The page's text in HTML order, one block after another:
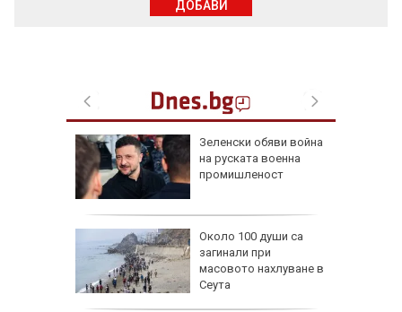
Зеленски обяви война
на руската военна
промишленост
Около 100 души са
загинали при
масовото нахлуване в
Сеута
ДОБАВИ